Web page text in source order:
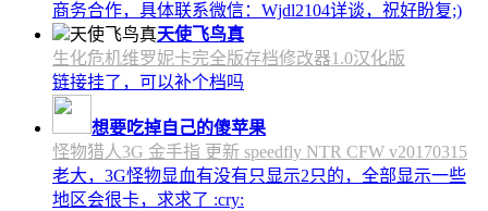
商务合作，具体联系微信：Wjdl2104详谈，祝好盼复;)
天使飞鸟真
生化危机维罗妮卡完全版存档修改器1.0汉化版
链接挂了，可以补个档吗
想要吃掉自己的傻苹果
怪物猎人3G 金手指 更新 speedfly NTR CFW v20170315
老大，3G怪物显血有没有只显示2只的，全部显示一些
地区会很卡，求求了 :cry: